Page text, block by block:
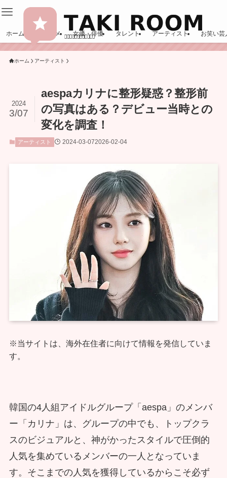
ホーム エンタメ 女優・俳優 タレント アーティスト お笑い芸
ホーム アーティスト
aespaカリナに整形疑惑？整形前
の写真はある？デビュー当時との
変化を調査！
2024
3/07
アーティスト 2024-03-072026-02-04
※当サイトは、海外在住者に向けて情報を発信していま
す。
韓国の4人組アイドルグループ「aespa」のメンバ
ー「カリナ」は、グループの中でも、トップクラ
スのビジュアルと、神がかったスタイルで圧倒的
人気を集めているメンバーの一人となっていま
す。そこまでの人気を獲得しているからこそ必ず